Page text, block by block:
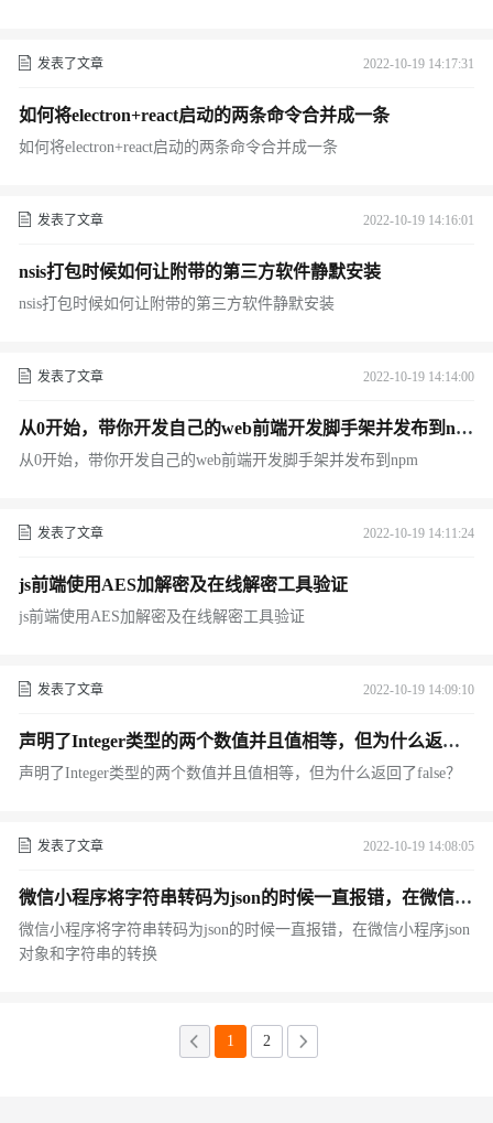
发表了文章 2022-10-19 14:17:31
如何将electron+react启动的两条命令合并成一条
如何将electron+react启动的两条命令合并成一条
发表了文章 2022-10-19 14:16:01
nsis打包时候如何让附带的第三方软件静默安装
nsis打包时候如何让附带的第三方软件静默安装
发表了文章 2022-10-19 14:14:00
从0开始，带你开发自己的web前端开发脚手架并发布到np
m
从0开始，带你开发自己的web前端开发脚手架并发布到npm
发表了文章 2022-10-19 14:11:24
js前端使用AES加解密及在线解密工具验证
js前端使用AES加解密及在线解密工具验证
发表了文章 2022-10-19 14:09:10
声明了Integer类型的两个数值并且值相等，但为什么返回
了false？
声明了Integer类型的两个数值并且值相等，但为什么返回了false？
发表了文章 2022-10-19 14:08:05
微信小程序将字符串转码为json的时候一直报错，在微信小
程序json对象和字符串的转换
微信小程序将字符串转码为json的时候一直报错，在微信小程序json
对象和字符串的转换
1 2